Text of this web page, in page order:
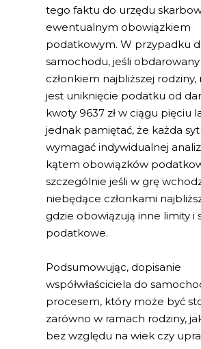
tego faktu do urzędu
ewentualnym obowiązkiem
podatkowym. W przypadku
samochodu, jeśli
członkiem najbliższej
jest uniknięcie podatku od
kwoty 9637 zł w ciągu pięciu
jednak pamiętać, że każda
wymagać indywidualnej
kątem obowiązków
szczególnie jeśli w grę
niebędące członkami
gdzie obowiązują inne limity i
podatkowe.
Podsumowując, dopisanie
współwłaściciela do
procesem, który może być
zarówno w ramach rodziny,
bez względu na wiek czy